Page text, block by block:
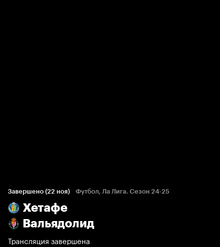
Завершено (22 ноя) Футбол, Ла Лига. Сезон 24-25
Хетафе
Вальядолид
Трансляция завершена